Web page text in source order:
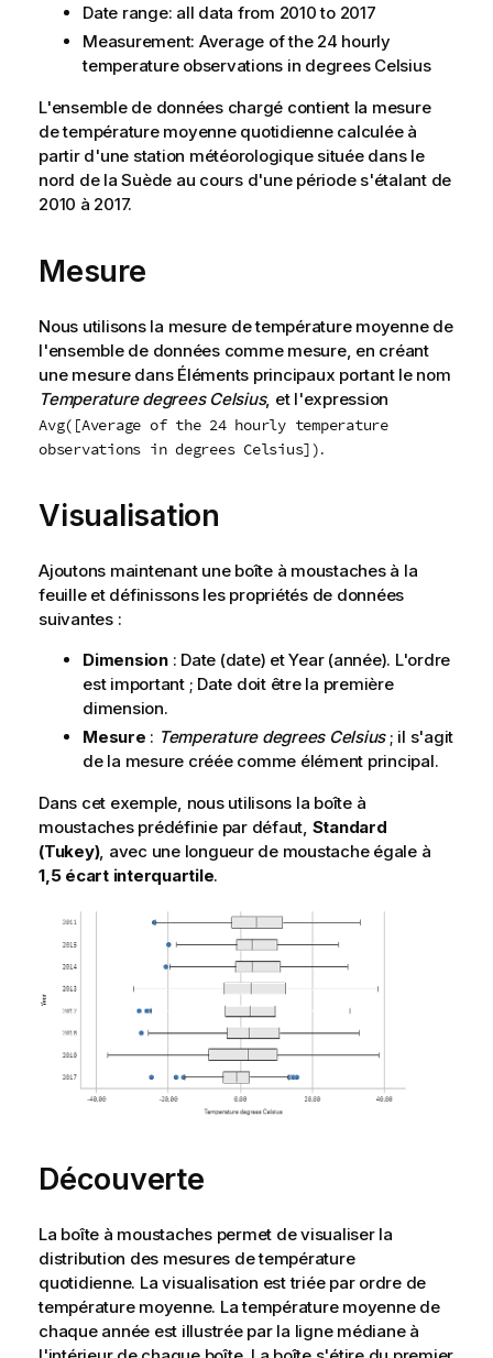
Date range: all data from 2010 to 2017
Measurement: Average of the 24 hourly
temperature observations in degrees Celsius
L'ensemble de données chargé contient la mesure
de température moyenne quotidienne calculée à
partir d'une station météorologique située dans le
nord de la Suède au cours d'une période s'étalant de
2010 à 2017.
Mesure
Nous utilisons la mesure de température moyenne de
l'ensemble de données comme mesure, en créant
une mesure dans Éléments principaux portant le nom
Temperature degrees Celsius, et l'expression
Avg([Average of the 24 hourly temperature
observations in degrees Celsius]).
Visualisation
Ajoutons maintenant une boîte à moustaches à la
feuille et définissons les propriétés de données
suivantes :
Dimension: Date (date) etYear(année). L'ordre
est important ; Date doit être la première
dimension.
Mesure : Temperature degrees Celsius; il s'agit
de la mesure créée comme élément principal.
Dans cet exemple, nous utilisons la boîte à
moustaches prédéfinie par défaut, Standard
(Tukey), avec une longueur de moustache égale à
1,5 écart interquartile.
Découverte
La boîte à moustaches permet de visualiser la
distribution des mesures de température
quotidienne. La visualisation est triée par ordre de
température moyenne. La température moyenne de
chaque année est illustrée par la ligne médiane à